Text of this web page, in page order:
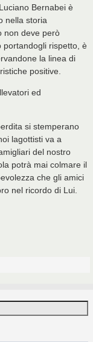
Bernabei è
nella storia
non deve però
portandogli rispetto, è
la linea di
positive.
ed
si stemperano
lagottisti va a
del nostro
potrà mai colmare il
che gli amici
nel ricordo di Lui.